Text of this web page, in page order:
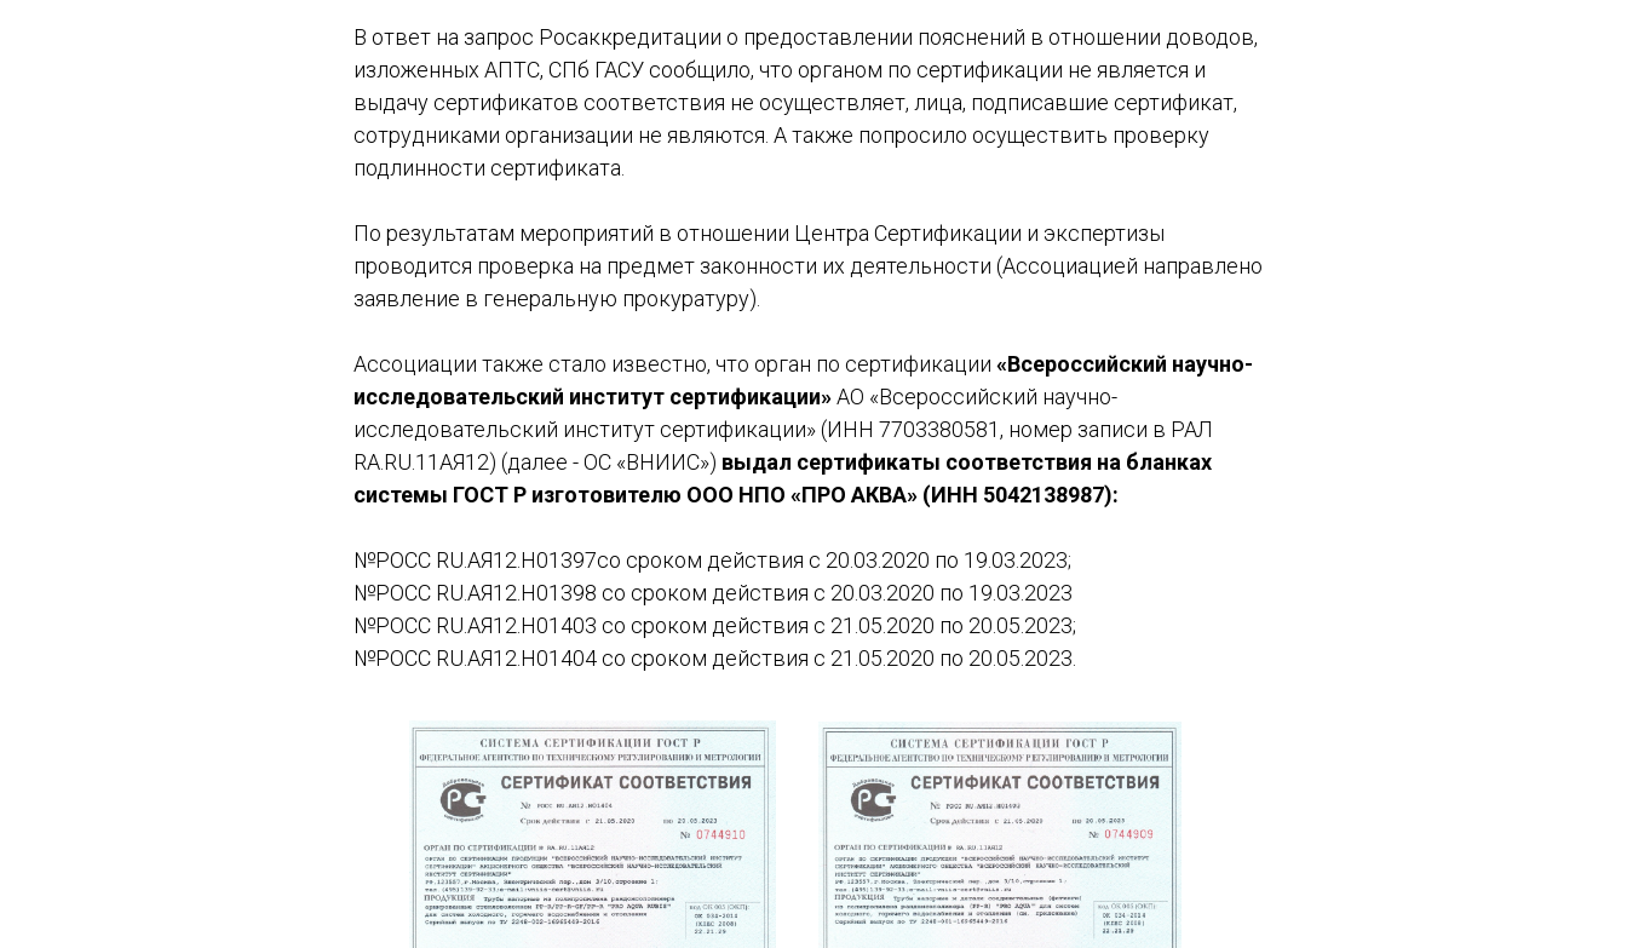
В ответ на запрос Росаккредитации о предоставлении пояснений в отношении доводов,
изложенных АПТС, СПб ГАСУ сообщило, что органом по сертификации не является и
выдачу сертификатов соответствия не осуществляет, лица, подписавшие сертификат,
сотрудниками организации не являются. А также попросило осуществить проверку
подлинности сертификата.
По результатам мероприятий в отношении Центра Сертификации и экспертизы
проводится проверка на предмет законности их деятельности (Ассоциацией направлено
заявление в генеральную прокуратуру).
Ассоциации также стало известно, что орган по сертификации «Всероссийский научно-
исследовательский институт сертификации»АО «Всероссийский научно-
исследовательский институт сертификации» (ИНН 7703380581, номер записи в РАЛ
RA.RU.11АЯ12) (далее - ОС «ВНИИС») выдал сертификаты соответствия на бланках
системы ГОСТ Р изготовителю ООО НПО «ПРО АКВА» (ИНН 5042138987):
№РОСС RU.АЯ12.Н01397со сроком действия с 20.03.2020 по 19.03.2023;
№РОСС RU.АЯ12.Н01398 со сроком действия с 20.03.2020 по 19.03.2023
№РОСС RU.АЯ12.Н01403 со сроком действия с 21.05.2020 по 20.05.2023;
№РОСС RU.АЯ12.Н01404 со сроком действия с 21.05.2020 по 20.05.2023.